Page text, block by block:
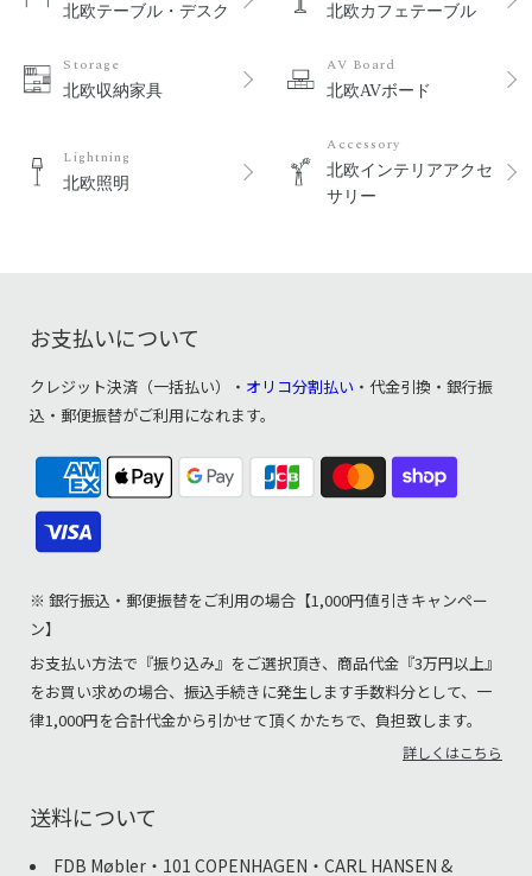
北欧テーブル・デスク 北欧カフェテーブル
Storage
北欧収納家具
AV Board
北欧AVボード
Lightning
北欧照明
Accessory
北欧インテリアアクセ
サリー
お支払いについて
クレジット決済（一括払い）・ オリコ分割払い ・代金引換・銀行振
込・郵便振替がご利用になれます。
※ 銀行振込・郵便振替をご利用の場合【1,000円値引きキャンペー
ン】
お支払い方法で『振り込み』をご選択頂き、商品代金『3万円以上』
をお買い求めの場合、振込手続きに発生します手数料分として、一
律1,000円を合計代金から引かせて頂くかたちで、負担致します。
詳しくはこちら
送料について
FDB Møbler・101 COPENHAGEN・CARL HANSEN &